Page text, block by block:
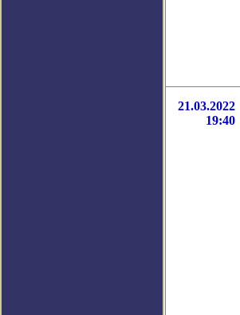
21.03.2022
19:40